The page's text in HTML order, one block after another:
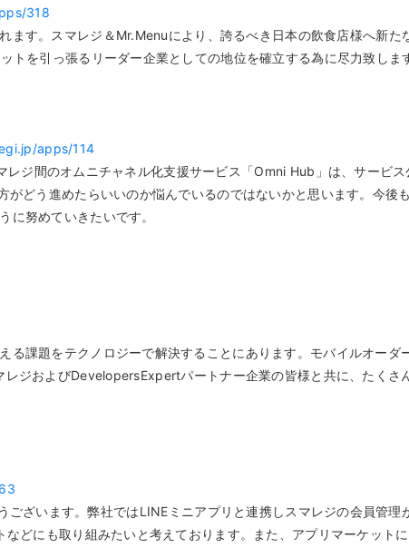
318
ます。スマレジ＆Mr.Menuにより、誇るべき日本の飲食店様へ新
を引っ張るリーダー企業としての地位を確立する為に尽力致しま
apps/114
ジ間のオムニチャネル化支援サービス「Omni Hub」は、サービス
がどう進めたらいいのか悩んでいるのではないかと思います。今
に努めていきたいです。
る課題をテクノロジーで解決することにあります。モバイルオーダ
ジおよびDevelopersExpertパートナー企業の皆様と共に、たく
ざいます。弊社ではLINEミニアプリと連携しスマレジの会員管
どにも取り組みたいと考えております。また、アプリマーケット